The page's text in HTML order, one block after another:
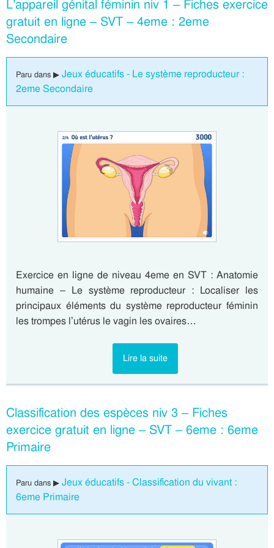
L’appareil génital féminin niv 1 – Fiches exercice
gratuit en ligne – SVT – 4eme : 2eme
Secondaire
Paru dans ▶ Jeux éducatifs - Le système reproducteur :
2eme Secondaire
Exercice en ligne de niveau 4eme en SVT : Anatomie
humaine – Le système reproducteur : Localiser les
principaux éléments du système reproducteur féminin
les trompes l’utérus le vagin les ovaires…
Lire la suite
Classification des espèces niv 3 – Fiches
exercice gratuit en ligne – SVT – 6eme : 6eme
Primaire
Paru dans ▶ Jeux éducatifs - Classification du vivant :
6eme Primaire